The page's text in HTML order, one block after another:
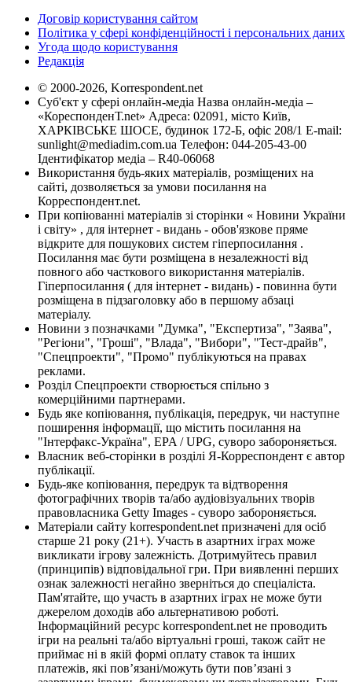
Договір користування сайтом
Політика у сфері конфіденційності і персональних даних
Угода щодо користування
Редакція
© 2000-2026, Korrespondent.net
Суб'єкт у сфері онлайн-медіа Назва онлайн-медіа –
«КореспонденТ.net» Адреса: 02091, місто Київ,
ХАРКІВСЬКЕ ШОСЕ, будинок 172-Б, офіс 208/1 E-mail:
sunlight@mediadim.com.ua Телефон: 044-205-43-00
Ідентифікатор медіа – R40-06068
Використання будь-яких матеріалів, розміщених на
сайті, дозволяється за умови посилання на
Корреспондент.net.
При копіюванні матеріалів зі сторінки « Новини України
і світу» , для інтернет - видань - обов'язкове пряме
відкрите для пошукових систем гіперпосилання .
Посилання має бути розміщена в незалежності від
повного або часткового використання матеріалів.
Гіперпосилання ( для інтернет - видань) - повинна бути
розміщена в підзаголовку або в першому абзаці
матеріалу.
Новини з позначками "Думка", "Експертиза", "Заява",
"Регіони", "Гроші", "Влада", "Вибори", "Тест-драйв",
"Спецпроекти", "Промо" публікуються на правах
реклами.
Розділ Спецпроекти створюється спільно з
комерційними партнерами.
Будь яке копіювання, публікація, передрук, чи наступне
поширення інформації, що містить посилання на
"Інтерфакс-Україна", EPA / UPG, суворо забороняється.
Власник веб-сторінки в розділі Я-Корреспондент є автор
публікації.
Будь-яке копіювання, передрук та відтворення
фотографічних творів та/або аудіовізуальних творів
правовласника Getty Images - суворо забороняється.
Матеріали сайту korrespondent.net призначені для осіб
старше 21 року (21+). Участь в азартних іграх може
викликати ігрову залежність. Дотримуйтесь правил
(принципів) відповідальної гри. При виявленні перших
ознак залежності негайно зверніться до спеціаліста.
Пам'ятайте, що участь в азартних іграх не може бути
джерелом доходів або альтернативою роботі.
Інформаційний ресурс korrespondent.net не проводить
ігри на реальні та/або віртуальні гроші, також сайт не
приймає ні в якій формі оплату ставок та інших
платежів, які пов’язані/можуть бути пов’язані з